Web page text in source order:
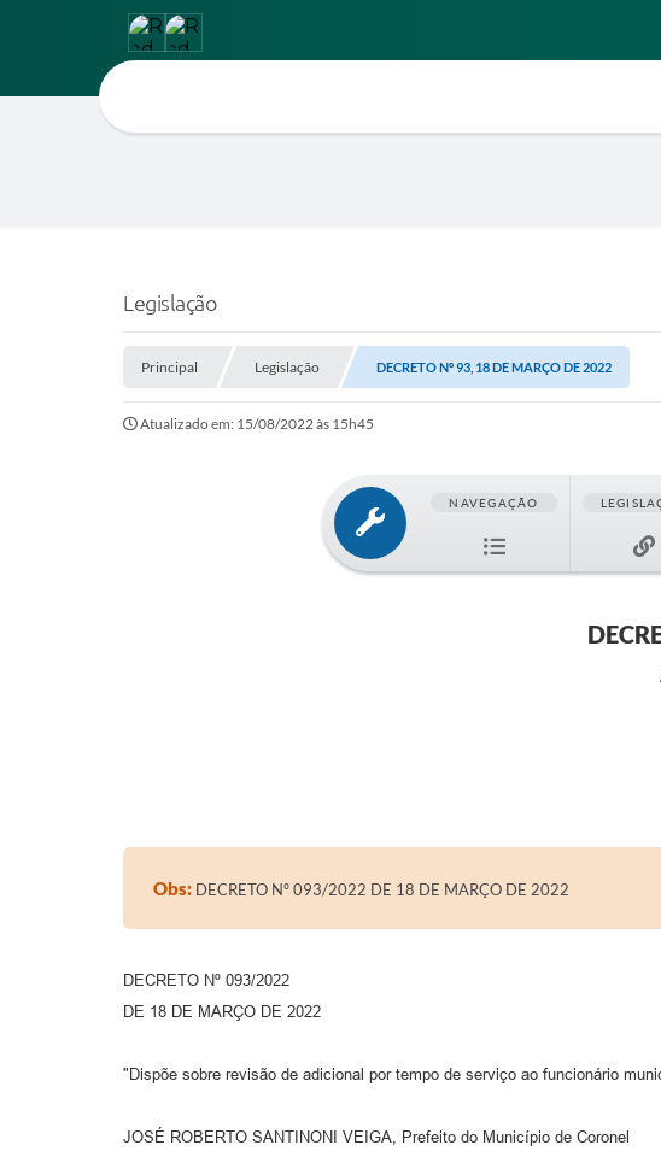
Legislação
Principal Legislação DECRETO Nº 93, 18 DE MARÇO DE 2022
Atualizado em: 15/08/2022 às 15h45
NAVEGAÇÃO
Obs: DECRETO Nº 093/2022 DE 18 DE MARÇO DE 2022
DECRETO Nº 093/2022
DE 18 DE MARÇO DE 2022
"Dispõe sobre revisão de adicional por tempo de serviço ao funcionário
JOSÉ ROBERTO SANTINONI VEIGA, Prefeito do Município de Coronel